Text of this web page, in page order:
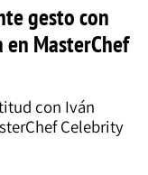
gesto con
MasterChef
con Iván
Celebrity